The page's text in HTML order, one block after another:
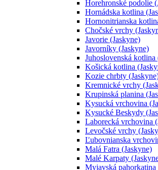
Horehronské podolie
Hornádska kotlina
Hornonitrianska
Chočské vrchy
Javorie (Jaskyne)
Javorníky (Jaskyne)
Juhoslovenská kotlina
Košická kotlina
Kozie chrbty
Kremnické vrchy
Krupinská planina
Kysucká vrchovina
Kysucké Beskydy
Laborecká vrchovina
Levočské vrchy
Ľubovnianska
Malá Fatra (Jaskyne)
Malé Karpaty
Myjavská pahorkatina